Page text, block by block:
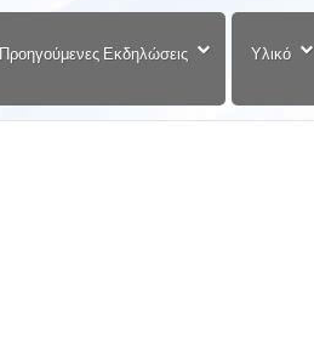
Προηγούμενες Εκδηλώσεις Υλικό